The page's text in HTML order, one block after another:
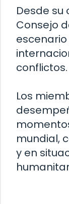
Desde su
Consejo
conflictos.
Los
mundial,
y en